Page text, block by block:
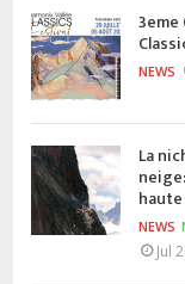
3eme
NEWS
La
NEWS
Jul